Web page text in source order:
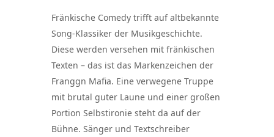
Fränkische Comedy trifft auf altbekannte
Song-Klassiker der Musikgeschichte.
Diese werden versehen mit fränkischen
Texten – das ist das Markenzeichen der
Franggn Mafia. Eine verwegene Truppe
mit brutal guter Laune und einer großen
Portion Selbstironie steht da auf der
Bühne. Sänger und Textschreiber